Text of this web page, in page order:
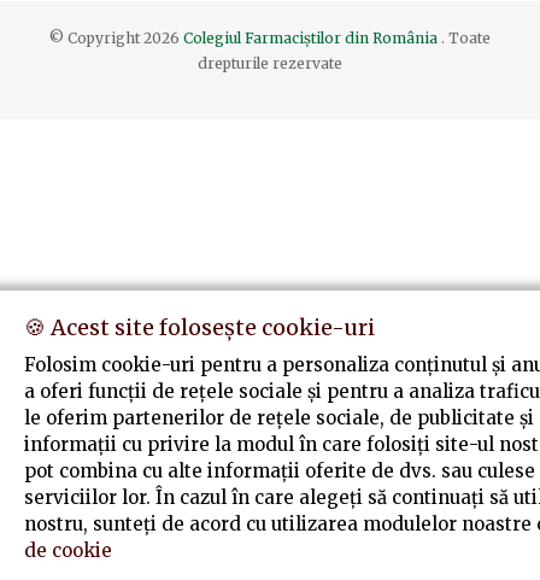
© Copyright 2026 Colegiul Farmaciștilor din România . Toate
drepturile rezervate
🍪 Acest site folosește cookie-uri
Folosim cookie-uri pentru a personaliza conținutul și
a oferi funcții de rețele sociale și pentru a analiza
le oferim partenerilor de rețele sociale, de publicitate și
informații cu privire la modul în care folosiți site-ul
pot combina cu alte informații oferite de dvs. sau
serviciilor lor. În cazul în care alegeți să continuați să
nostru, sunteți de acord cu utilizarea modulelor noastre
de cookie